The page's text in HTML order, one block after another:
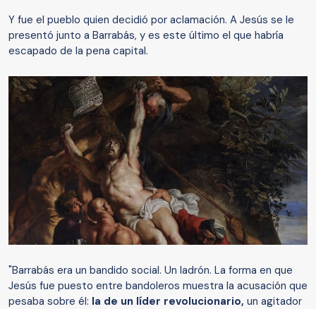
Y fue el pueblo quien decidió por aclamación. A Jesús se le
presentó junto a Barrabás, y es este último el que habría
escapado de la pena capital.
"Barrabás era un bandido social. Un ladrón. La forma en que
Jesús fue puesto entre bandoleros muestra la acusación que
pesaba sobre él: la de un líder revolucionario, un agitador